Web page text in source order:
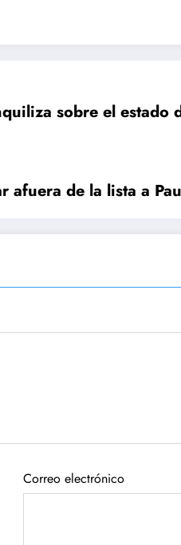
sobre el estado
afuera de la lista a
Correo electrónico